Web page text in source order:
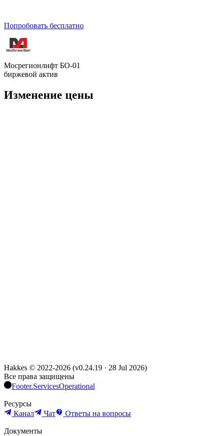
Попробовать бесплатно
Мосрегионлифт БО-01
биржевой актив
Изменение цены
Hakkes © 2022-2026 (v0.24.19 · 28 Jul 2026)
Все права защищены
Footer.ServicesOperational
Ресурсы
Канал
Чат Ответы на вопросы
Документы